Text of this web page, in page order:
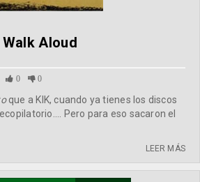
Aloud
0 0
que a KIK, cuando ya tienes los discos
Pero para eso sacaron el
LEER MÁS